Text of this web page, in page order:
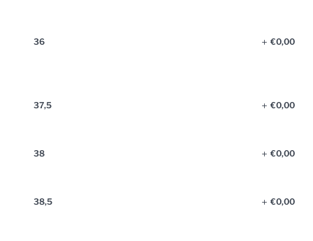
36 €0,00
37,5 €0,00
38 €0,00
38,5 €0,00